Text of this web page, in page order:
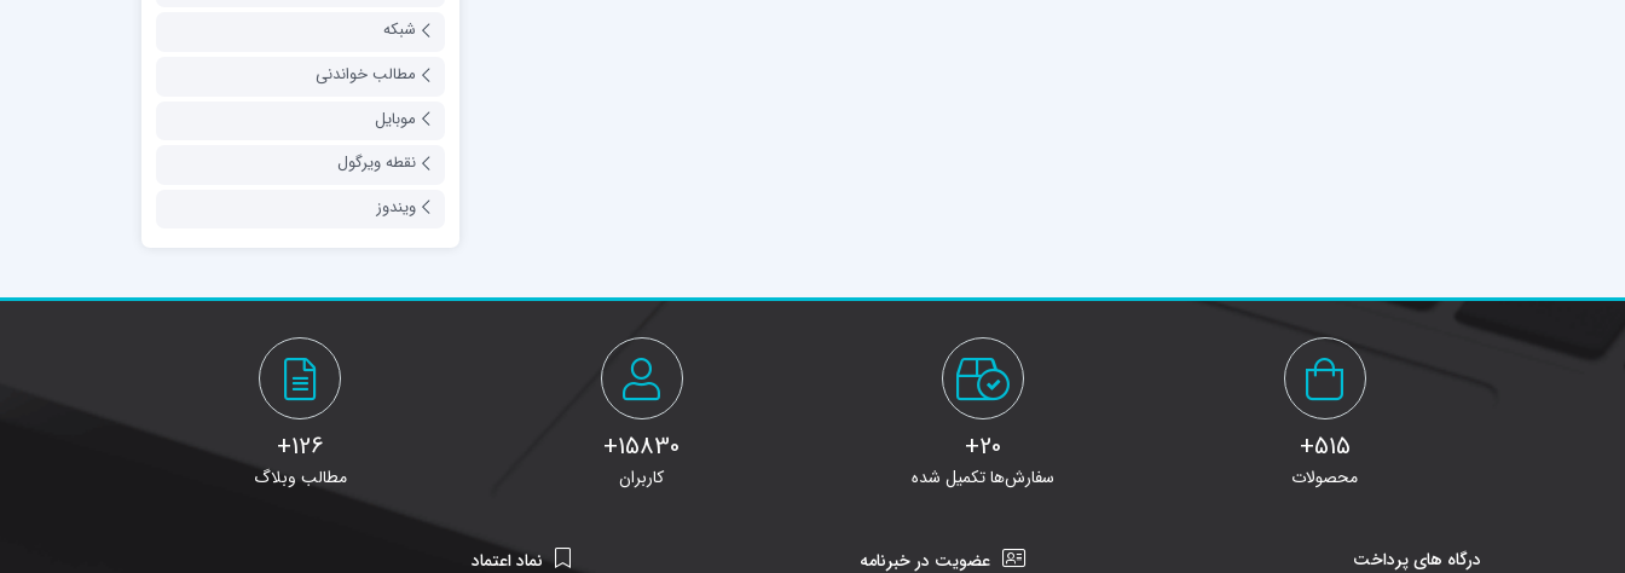
شبکه
مطالب خواندنی
موبایل
نقطه ویرگول
ویندوز
515+
محصولات
20+
سفارش‌ها تکمیل شده
15830+
کاربران
126+
مطالب وبلاگ
درگاه های پرداخت عضویت در خبرنامه نماد اعتماد